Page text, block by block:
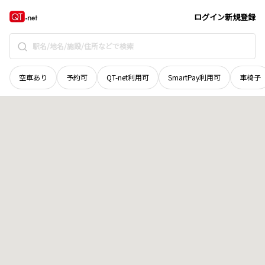
ログイン新規登録
空車あり 予約可 QT-net利用可 SmartPay利用可 車椅子
北海道